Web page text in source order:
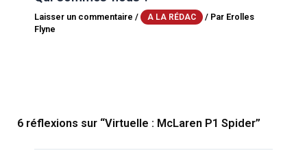
Laisser un commentaire / A LA RÉDAC / Par Erolles
Flyne
6 réflexions sur “Virtuelle : McLaren P1 Spider”